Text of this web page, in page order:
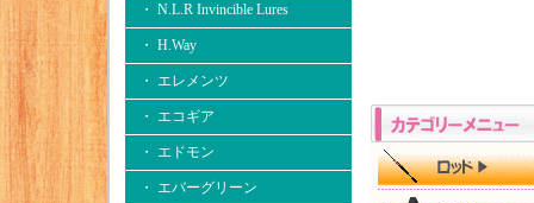
・ N.L.R Invincible Lures
・ H.Way
・ エレメンツ
・ エコギア
・ エドモン
・ エバーグリーン